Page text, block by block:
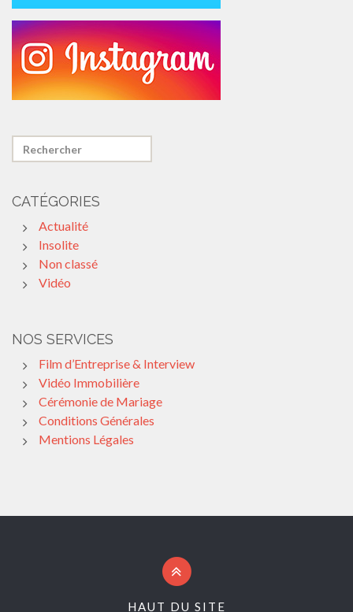
CATÉGORIES
Actualité
Insolite
Non classé
Vidéo
NOS SERVICES
Film d’Entreprise & Interview
Vidéo Immobilière
Cérémonie de Mariage
Conditions Générales
Mentions Légales
HAUT DU SITE